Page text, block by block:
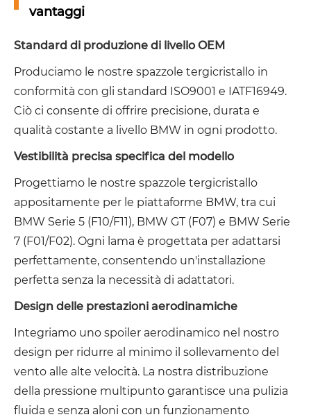
vantaggi
Standard di produzione di livello OEM
Produciamo le nostre spazzole tergicristallo in
conformità con gli standard ISO9001 e IATF16949.
Ciò ci consente di offrire precisione, durata e
qualità costante a livello BMW in ogni prodotto.
Vestibilità precisa specifica del modello
Progettiamo le nostre spazzole tergicristallo
appositamente per le piattaforme BMW, tra cui
BMW Serie 5 (F10/F11), BMW GT (F07) e BMW Serie
7 (F01/F02). Ogni lama è progettata per adattarsi
perfettamente, consentendo un'installazione
perfetta senza la necessità di adattatori.
Design delle prestazioni aerodinamiche
Integriamo uno spoiler aerodinamico nel nostro
design per ridurre al minimo il sollevamento del
vento alle alte velocità. La nostra distribuzione
della pressione multipunto garantisce una pulizia
fluida e senza aloni con un funzionamento